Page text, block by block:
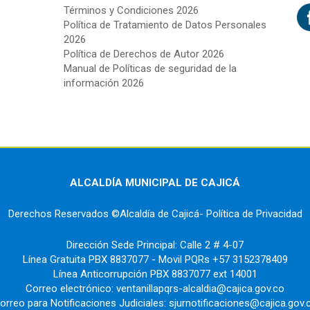
Términos y Condiciones 2026
Política de Tratamiento de Datos Personales
2026
Política de Derechos de Autor 2026
Manual de Políticas de seguridad de la
información 2026
ALCALDÍA MUNICIPAL DE CAJICÁ
Derechos Reservados ©Alcaldía de Cajicá- Política de Privacidad
Dirección Sede Principal: Calle 2 # 4-07
Línea Gratuita PBX 8837077 - Movil PQRs +57 3152378409
Línea Anticorrupción PBX 8837077 ext 14001
Correo electrónico: ventanillapqrs-alcaldia@cajica.gov.co
para Notificaciones Judiciales: